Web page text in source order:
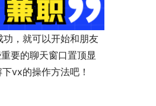
，就可以开始和朋友
要的聊天窗口置顶显
vx的操作方法吧！